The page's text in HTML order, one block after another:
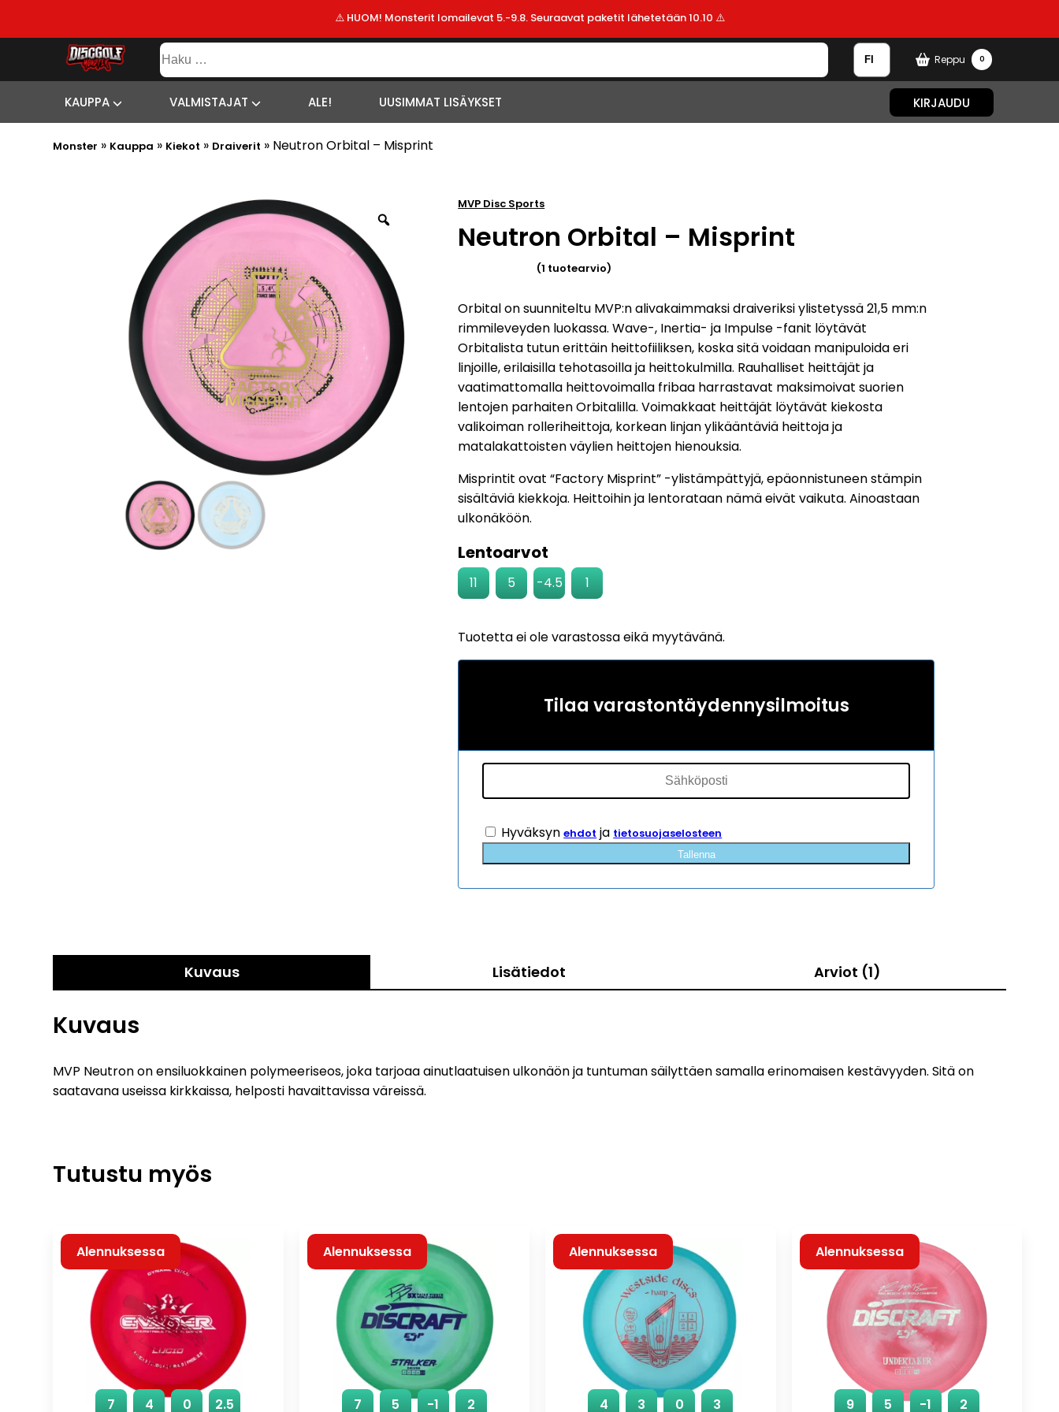
⚠️ HUOM! Monsterit lomailevat 5.-9.8. Seuraavat paketit lähetetään 10.10 ⚠️
VALMISTAJAT
LISÄYKSET
SISÄLTÖ
SITEMAP
Haku: Reppu 0
KAUPPA VALMISTAJAT ALE! UUSIMMAT LISÄYKSET KIRJAUDU
Monster » Kauppa » Kiekot » Draiverit » Neutron Orbital – Misprint
MVP Disc Sports
Neutron Orbital – Misprint
5:stä
perustuen
2
asiakkaan
arvotukseen.
(1 tuotearvio)
Orbital on suunniteltu MVP:n alivakaimmaksi draiveriksi ylistetyssä 21,5 mm:n
rimmileveyden luokassa. Wave-, Inertia- ja Impulse -fanit löytävät
Orbitalista tutun erittäin heittofiiliksen, koska sitä voidaan manipuloida eri
linjoille, erilaisilla tehotasoilla ja heittokulmilla. Rauhalliset heittäjät ja
vaatimattomalla heittovoimalla fribaa harrastavat maksimoivat suorien
lentojen parhaiten Orbitalilla. Voimakkaat heittäjät löytävät kiekosta
valikoiman rolleriheittoja, korkean linjan ylikääntäviä heittoja ja
matalakattoisten väylien heittojen hienouksia.
Misprintit ovat “Factory Misprint” -ylistämpättyjä, epäonnistuneen stämpin
sisältäviä kiekkoja. Heittoihin ja lentorataan nämä eivät vaikuta. Ainoastaan
ulkonäköön.
Lentoarvot
11 5 -4.5 1
Tuotetta ei ole varastossa eikä myytävänä.
Tilaa varastontäydennysilmoitus
Hyväksynehdot ja tietosuojaselosteen
Tallenna
Kuvaus Lisätiedot Arviot (1)
Kuvaus
MVP Neutron on ensiluokkainen polymeeriseos, joka tarjoaa ainutlaatuisen ulkonäön ja tuntuman säilyttäen samalla erinomaisen kestävyyden. Sitä on
saatavana useissa kirkkaissa, helposti havaittavissa väreissä.
Tutustu myös
7 4 0 2.5
Alennuksessa
7 5 -1 2
Alennuksessa
4 3 0 3
Alennuksessa
9 5 -1 2
Alennuksessa